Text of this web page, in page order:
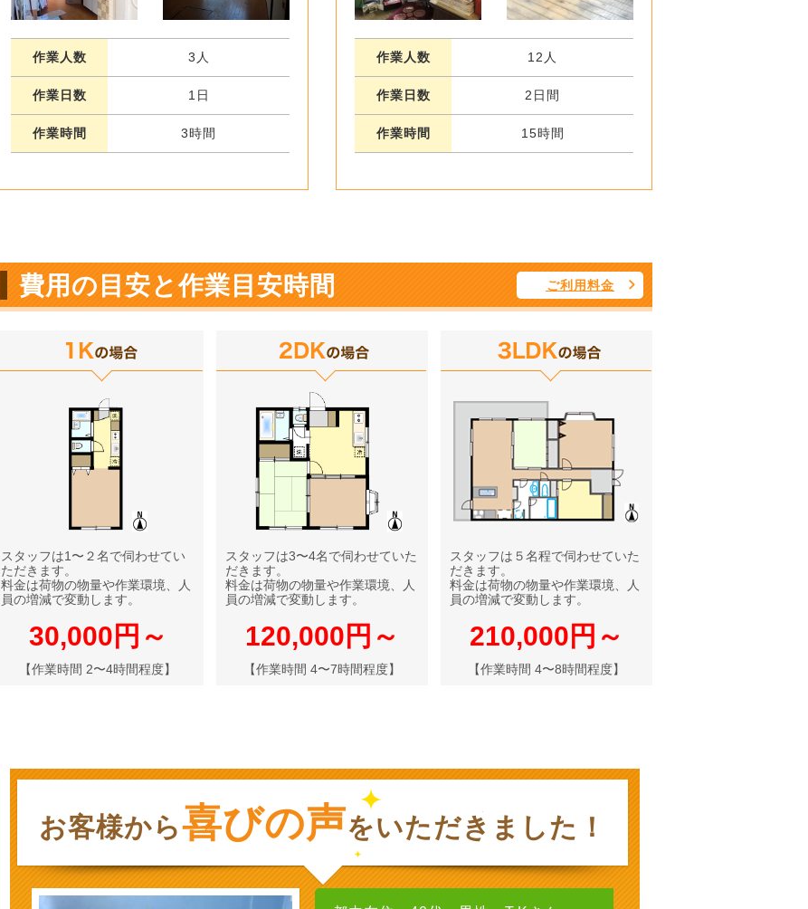
作業人数 3人
作業日数 1日
作業時間 3時間
作業人数 12人
作業日数 2日間
作業時間 15時間
費用の目安と作業目安時間 ご利用料金
スタッフは1〜２名で伺わせてい
ただきます。
料金は荷物の物量や作業環境、人
員の増減で変動します。
30,000円～
【作業時間 2〜4時間程度】
スタッフは3〜4名で伺わせていた
だきます。
料金は荷物の物量や作業環境、人
員の増減で変動します。
120,000円～
【作業時間 4〜7時間程度】
スタッフは５名程で伺わせていた
だきます。
料金は荷物の物量や作業環境、人
員の増減で変動します。
210,000円～
【作業時間 4〜8時間程度】
お客様から喜びの声をいただきました！